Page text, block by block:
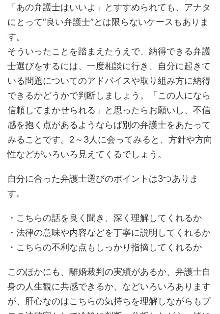
「あの弁護士はいいよ」とすすめられても、アナタ
にとって“良い弁護士”とは限らないケースもありま
す。
そういったことを踏まえたうえで、納得できる弁護
士選びをするには、一度相談に行き、自分に起きて
いる問題についてのアドバイスや取り組み方に納得
できるかどうかで判断しましょう。「この人になら
信頼してまかせられる」と思ったらお願いし、不信
感を抱く点があるようならば別の弁護士をあたって
みることです。2～3人に会ってみると、方針や方向
性などがいろいろ見えてくるでしょう。
自分に合った弁護士選びのポイントは3つありま
す。
・こちらの話を良く聞き、深く理解してくれるか
・法律の意味や内容などを丁寧に説明してくれるか
・こちらの不利な点もしっかり指摘してくれるか
このほかにも、離婚裁判の実績があるか、弁護士自
身の人生観に共感できるか、などいろいろあります
が、肝心なのはこちらの気持ちを理解しながらもプ